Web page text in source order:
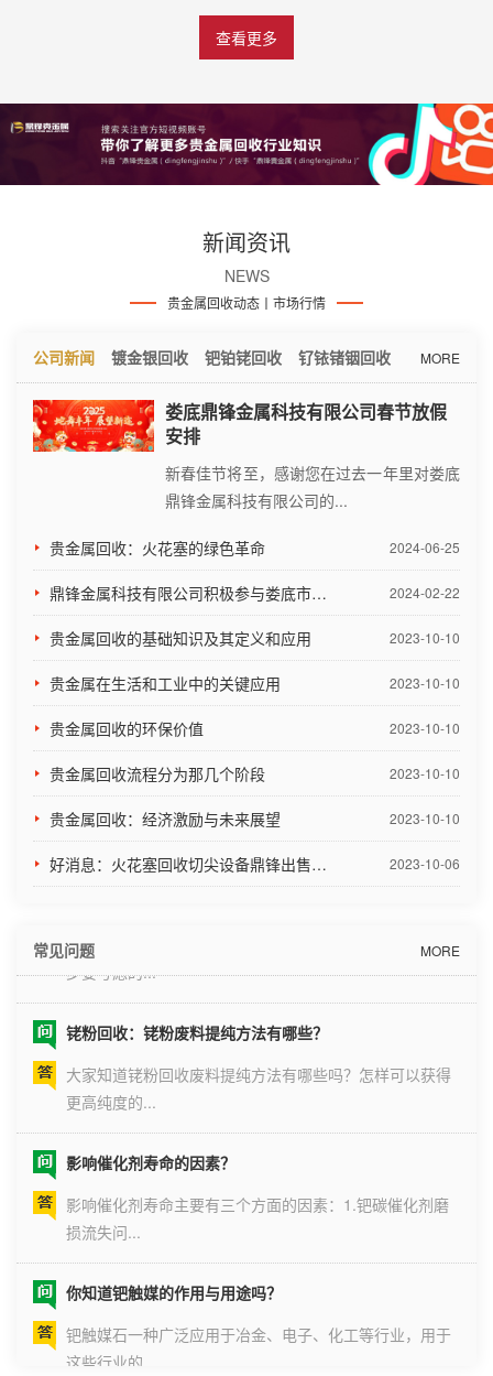
查看更多
新闻资讯
NEWS
贵金属回收动态丨市场行情
MORE
公司新闻 镀金银回收 钯铂铑回收 钌铱锗铟回收
娄底鼎锋金属科技有限公司春节放假
安排
新春佳节将至，感谢您在过去一年里对娄底
鼎锋金属科技有限公司的...
贵金属回收：火花塞的绿色革命 2024-06-25
鼎锋金属科技有限公司积极参与娄底市项目建设暨招商引资推进大会 2024-02-22
贵金属回收的基础知识及其定义和应用 2023-10-10
贵金属在生活和工业中的关键应用 2023-10-10
贵金属回收的环保价值 2023-10-10
贵金属回收流程分为那几个阶段 2023-10-10
贵金属回收：经济激励与未来展望 2023-10-10
好消息：火花塞回收切尖设备鼎锋出售啦！ 2023-10-06
MORE
常见问题
因为要性价比，而且有的地方不需要那么高的使用要求。
镀金回收：镀金线路板回收提炼
电脑主板上的CPU，MPU和内存是有金的，无论是电脑和
手机都...
贵金属回收利用及工具
电子废弃物中贵金属回收基本工艺流程，其工艺可分为前
处理及后续...
关于钯碳催化剂回收信息分享
钯碳废料回收处理现在非常简单，在网上联系一家专业的
回收公司，...
鼎锋贵金属回收：什么是贵金属？
的价值或稀...
导电银胶回收：导电银胶的回收价格
以往在焊接更多的是用到锡铅焊接，但锡铅焊料中重金属
铅对环境污...
擦银布回收：擦银布回收价格
那为什么还有这么多公司专门回收呢？回收这类的含银废
料，其实就...
镀金晶园芯片碎片回收价格
步要考虑的...
铑粉回收：铑粉废料提纯方法有哪些？
更高纯度的...
影响催化剂寿命的因素？
损流失问...
你知道钯触媒的作用与用途吗？
这些行业的...